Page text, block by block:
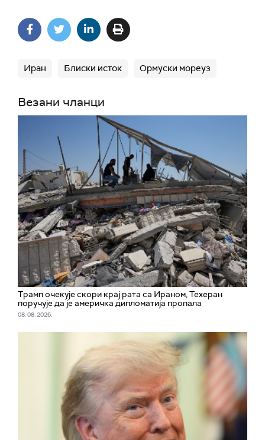
Иран Блиски исток Ормуски мореуз
Везани чланци
Трамп очекује скори крај рата са Ираном, Техеран
поручује да је америчка дипломатија пропала
08. 08. 2026.